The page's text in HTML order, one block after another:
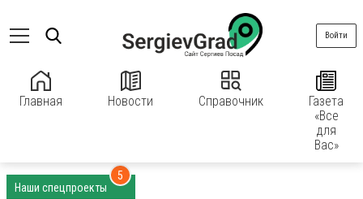
Главная Новости Справочник
Газета
«Все
для
Вас»
Войти
Наши спецпроекты
5